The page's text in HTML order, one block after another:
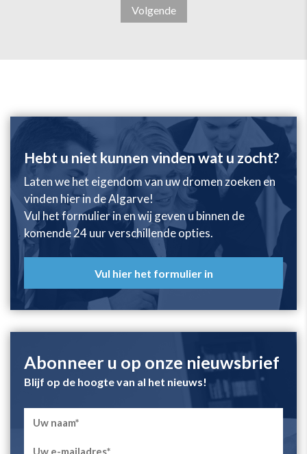
Volgende
Hebt u niet kunnen vinden wat u zocht?
Laten we het eigendom van uw dromen zoeken en
vinden hier in de Algarve!
Vul het formulier in en wij geven u binnen de
komende 24 uur verschillende opties.
Vul hier het formulier in
Abonneer u op onze nieuwsbrief
Blijf op de hoogte van al het nieuws!